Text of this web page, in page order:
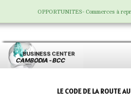
OPPORTUNITES- Commerces à
BUSINESS CENTER
CAMBODIA - BCC
LE CODE DE LA ROUTE